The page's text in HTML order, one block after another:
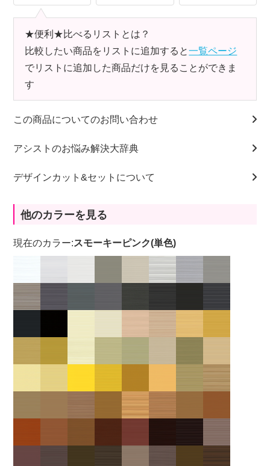
★便利★比べるリストとは？
比較したい商品をリストに追加すると一覧ページ
でリストに追加した商品だけを見ることができま
す
この商品についてのお問い合わせ
アシストのお悩み解決大辞典
デザインカット&セットについて
他のカラーを見る
現在のカラー:スモーキーピンク(単色)